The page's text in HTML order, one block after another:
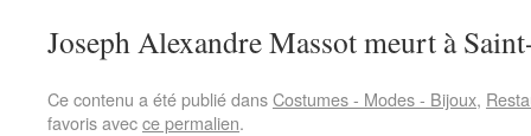
Joseph Alexandre Massot meurt à
Ce contenu a été publié dansCostumes - Modes - Bijoux,
favoris avecce permalien.